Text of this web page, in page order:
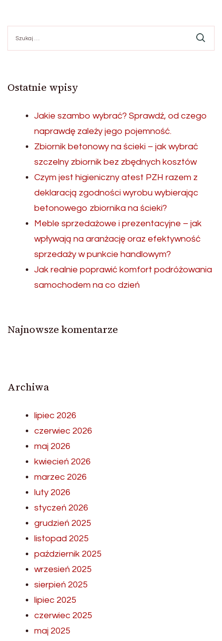
wpisów
Ostatnie wpisy
Jakie szambo wybrać? Sprawdź, od czego
naprawdę zależy jego pojemność.
Zbiornik betonowy na ścieki – jak wybrać
szczelny zbiornik bez zbędnych kosztów
Czym jest higieniczny atest PZH razem z
deklaracją zgodności wyrobu wybierając
betonowego zbiornika na ścieki?
Meble sprzedażowe i prezentacyjne – jak
wpływają na aranżację oraz efektywność
sprzedaży w punkcie handlowym?
Jak realnie poprawić komfort podróżowania
samochodem na co dzień
Najnowsze komentarze
Archiwa
lipiec 2026
czerwiec 2026
maj 2026
kwiecień 2026
marzec 2026
luty 2026
styczeń 2026
grudzień 2025
listopad 2025
październik 2025
wrzesień 2025
sierpień 2025
lipiec 2025
czerwiec 2025
maj 2025